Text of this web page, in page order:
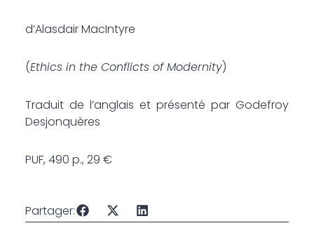
d’Alasdair MacIntyre
(Ethics in the Conflicts of Modernity)
Traduit de l’anglais et présenté par Godefroy
Desjonquères
PUF, 490 p., 29 €
Partager: